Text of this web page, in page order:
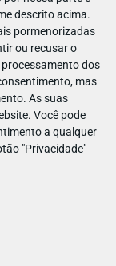
descrito acima.
pormenorizadas
ou recusar o
dos
mas
As suas
Você pode
a qualquer
"Privacidade"